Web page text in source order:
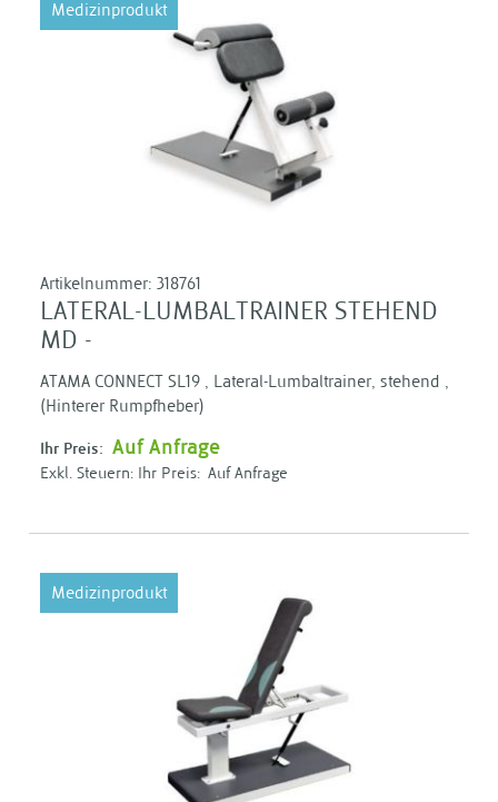
Medizinprodukt
Artikelnummer: 318761
LATERAL-LUMBALTRAINER STEHEND
MD -
ATAMA CONNECT SL19 , Lateral-Lumbaltrainer, stehend ,
(Hinterer Rumpfheber)
Ihr Preis: Auf Anfrage
Ihr Preis: Auf Anfrage
Medizinprodukt